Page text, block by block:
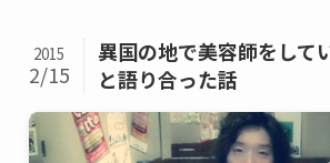
異国の地で美容師をして
と語り合った話
2015
2/15